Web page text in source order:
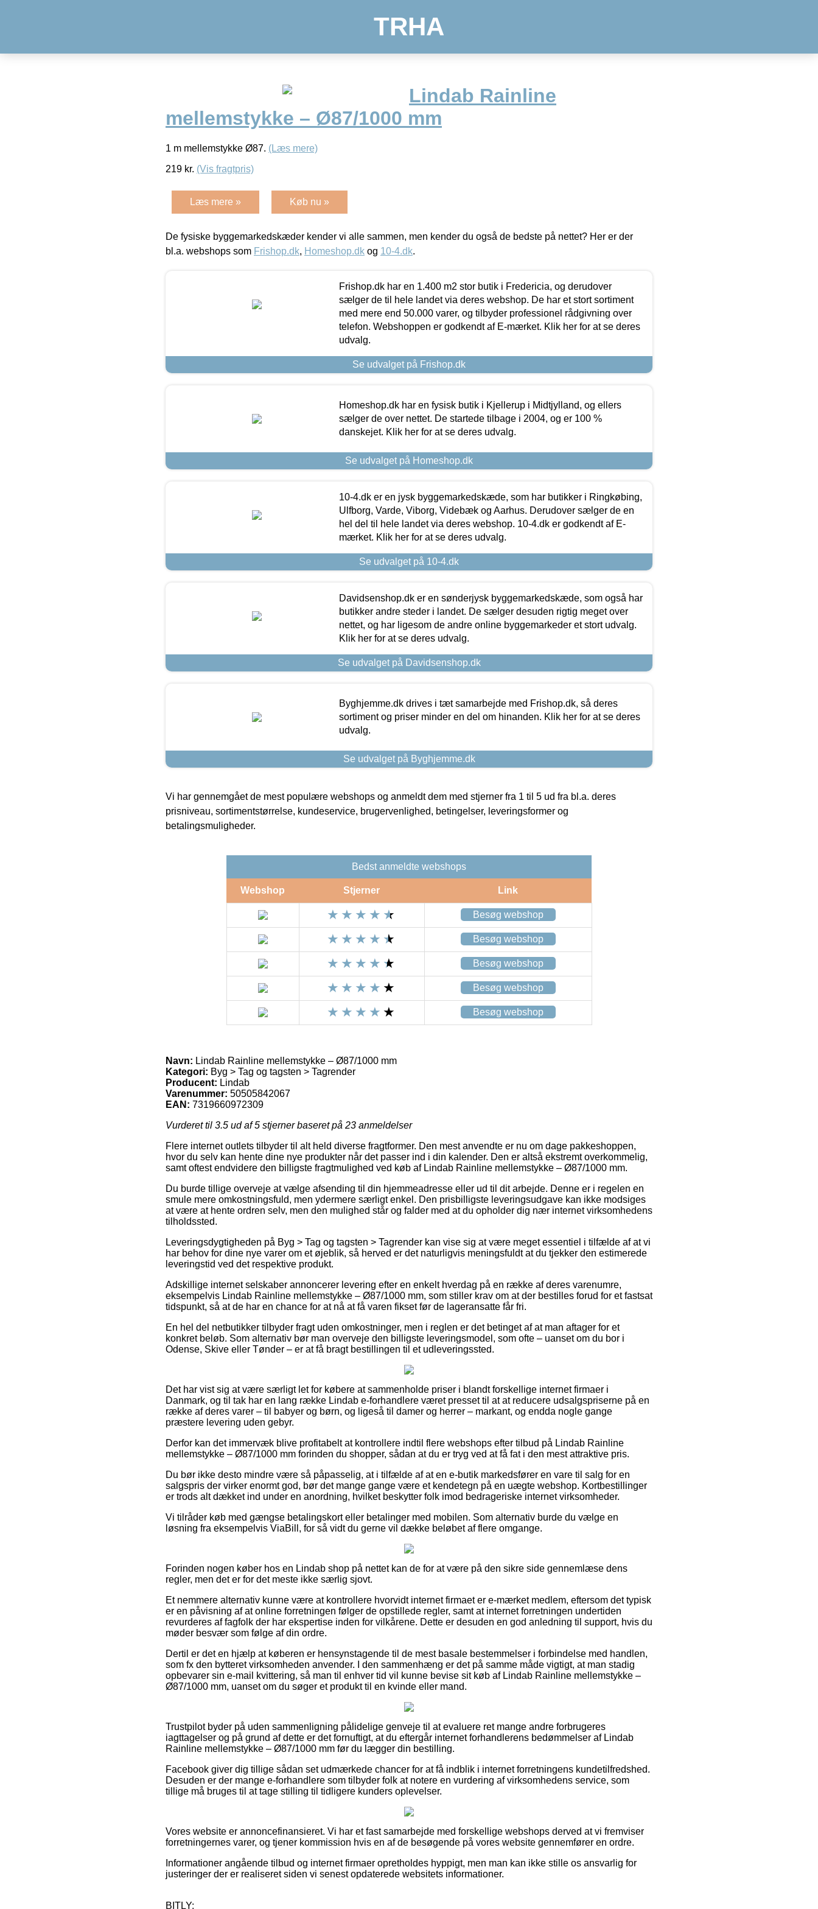
TRHA
Lindab Rainline
mellemstykke – Ø87/1000 mm
1 m mellemstykke Ø87. (Læs mere)
219 kr. (Vis fragtpris)
Læs mere » Køb nu »
De fysiske byggemarkedskæder kender vi alle sammen, men kender du også de bedste på nettet? Her er der
bl.a. webshops som Frishop.dk, Homeshop.dk og 10-4.dk.
Frishop.dk har en 1.400 m2 stor butik i Fredericia, og derudover
sælger de til hele landet via deres webshop. De har et stort sortiment
med mere end 50.000 varer, og tilbyder professionel rådgivning over
telefon. Webshoppen er godkendt af E-mærket. Klik her for at se deres
udvalg.
Se udvalget på Frishop.dk
Homeshop.dk har en fysisk butik i Kjellerup i Midtjylland, og ellers
sælger de over nettet. De startede tilbage i 2004, og er 100 %
danskejet. Klik her for at se deres udvalg.
Se udvalget på Homeshop.dk
10-4.dk er en jysk byggemarkedskæde, som har butikker i Ringkøbing,
Ulfborg, Varde, Viborg, Videbæk og Aarhus. Derudover sælger de en
hel del til hele landet via deres webshop. 10-4.dk er godkendt af E-
mærket. Klik her for at se deres udvalg.
Se udvalget på 10-4.dk
Davidsenshop.dk er en sønderjysk byggemarkedskæde, som også har
butikker andre steder i landet. De sælger desuden rigtig meget over
nettet, og har ligesom de andre online byggemarkeder et stort udvalg.
Klik her for at se deres udvalg.
Se udvalget på Davidsenshop.dk
Byghjemme.dk drives i tæt samarbejde med Frishop.dk, så deres
sortiment og priser minder en del om hinanden. Klik her for at se deres
udvalg.
Se udvalget på Byghjemme.dk
Vi har gennemgået de mest populære webshops og anmeldt dem med stjerner fra 1 til 5 ud fra bl.a. deres
prisniveau, sortimentstørrelse, kundeservice, brugervenlighed, betingelser, leveringsformer og
betalingsmuligheder.
Bedst anmeldte webshops
Webshop Stjerner Link
Besøg webshop
Besøg webshop
Besøg webshop
Besøg webshop
Besøg webshop
Navn: Lindab Rainline mellemstykke – Ø87/1000 mm
Kategori: Byg > Tag og tagsten > Tagrender
Producent: Lindab
Varenummer: 50505842067
EAN: 7319660972309
Vurderet til 3.5 ud af 5 stjerner baseret på 23 anmeldelser
Flere internet outlets tilbyder til alt held diverse fragtformer. Den mest anvendte er nu om dage pakkeshoppen,
hvor du selv kan hente dine nye produkter når det passer ind i din kalender. Den er altså ekstremt overkommelig,
samt oftest endvidere den billigste fragtmulighed ved køb af Lindab Rainline mellemstykke – Ø87/1000 mm.
Du burde tillige overveje at vælge afsending til din hjemmeadresse eller ud til dit arbejde. Denne er i regelen en
smule mere omkostningsfuld, men ydermere særligt enkel. Den prisbilligste leveringsudgave kan ikke modsiges
at være at hente ordren selv, men den mulighed står og falder med at du opholder dig nær internet virksomhedens
tilholdssted.
Leveringsdygtigheden på Byg > Tag og tagsten > Tagrender kan vise sig at være meget essentiel i tilfælde af at vi
har behov for dine nye varer om et øjeblik, så herved er det naturligvis meningsfuldt at du tjekker den estimerede
leveringstid ved det respektive produkt.
Adskillige internet selskaber annoncerer levering efter en enkelt hverdag på en række af deres varenumre,
eksempelvis Lindab Rainline mellemstykke – Ø87/1000 mm, som stiller krav om at der bestilles forud for et fastsat
tidspunkt, så at de har en chance for at nå at få varen fikset før de lageransatte får fri.
En hel del netbutikker tilbyder fragt uden omkostninger, men i reglen er det betinget af at man aftager for et
konkret beløb. Som alternativ bør man overveje den billigste leveringsmodel, som ofte – uanset om du bor i
Odense, Skive eller Tønder – er at få bragt bestillingen til et udleveringssted.
Det har vist sig at være særligt let for købere at sammenholde priser i blandt forskellige internet firmaer i
Danmark, og til tak har en lang række Lindab e-forhandlere været presset til at at reducere udsalgspriserne på en
række af deres varer – til babyer og børn, og ligeså til damer og herrer – markant, og endda nogle gange
præstere levering uden gebyr.
Derfor kan det immervæk blive profitabelt at kontrollere indtil flere webshops efter tilbud på Lindab Rainline
mellemstykke – Ø87/1000 mm forinden du shopper, sådan at du er tryg ved at få fat i den mest attraktive pris.
Du bør ikke desto mindre være så påpasselig, at i tilfælde af at en e-butik markedsfører en vare til salg for en
salgspris der virker enormt god, bør det mange gange være et kendetegn på en uægte webshop. Kortbestillinger
er trods alt dækket ind under en anordning, hvilket beskytter folk imod bedrageriske internet virksomheder.
Vi tilråder køb med gængse betalingskort eller betalinger med mobilen. Som alternativ burde du vælge en
løsning fra eksempelvis ViaBill, for så vidt du gerne vil dække beløbet af flere omgange.
Forinden nogen køber hos en Lindab shop på nettet kan de for at være på den sikre side gennemlæse dens
regler, men det er for det meste ikke særlig sjovt.
Et nemmere alternativ kunne være at kontrollere hvorvidt internet firmaet er e-mærket medlem, eftersom det typisk
er en påvisning af at online forretningen følger de opstillede regler, samt at internet forretningen undertiden
revurderes af fagfolk der har ekspertise inden for vilkårene. Dette er desuden en god anledning til support, hvis du
møder besvær som følge af din ordre.
Dertil er det en hjælp at køberen er hensynstagende til de mest basale bestemmelser i forbindelse med handlen,
som fx den bytteret virksomheden anvender. I den sammenhæng er det på samme måde vigtigt, at man stadig
opbevarer sin e-mail kvittering, så man til enhver tid vil kunne bevise sit køb af Lindab Rainline mellemstykke –
Ø87/1000 mm, uanset om du søger et produkt til en kvinde eller mand.
Trustpilot byder på uden sammenligning pålidelige genveje til at evaluere ret mange andre forbrugeres
iagttagelser og på grund af dette er det fornuftigt, at du eftergår internet forhandlerens bedømmelser af Lindab
Rainline mellemstykke – Ø87/1000 mm før du lægger din bestilling.
Facebook giver dig tillige sådan set udmærkede chancer for at få indblik i internet forretningens kundetilfredshed.
Desuden er der mange e-forhandlere som tilbyder folk at notere en vurdering af virksomhedens service, som
tillige må bruges til at tage stilling til tidligere kunders oplevelser.
Vores website er annoncefinansieret. Vi har et fast samarbejde med forskellige webshops derved at vi fremviser
forretningernes varer, og tjener kommission hvis en af de besøgende på vores website gennemfører en ordre.
Informationer angående tilbud og internet firmaer opretholdes hyppigt, men man kan ikke stille os ansvarlig for
justeringer der er realiseret siden vi senest opdaterede websitets informationer.
BITLY: